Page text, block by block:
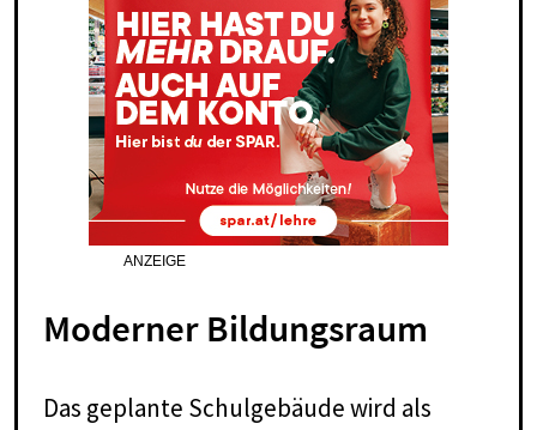
ANZEIGE
Moderner Bildungsraum
Das geplante Schulgebäude wird als